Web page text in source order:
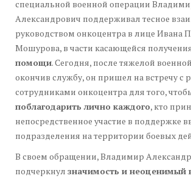
специальной военной операции
Александрович поддерживал тесное
руководством онкоцентра в лице Ивана
Мошурова, в части касающейся
помощи. Сегодня, после тяжелой
окончив службу, он пришел на встречу с
сотрудниками онкоцентра для того,
поблагодарить лично каждого, кто
непосредственное участие в поддержке
подразделения на территории боевых
В своем обращении, Владимир
подчеркнул значимость и неоценимый